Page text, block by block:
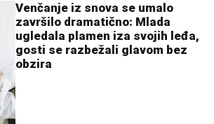
Venčanje iz snova se umalo
završilo dramatično: Mlada
ugledala plamen iza svojih leđa,
gosti se razbežali glavom bez
obzira